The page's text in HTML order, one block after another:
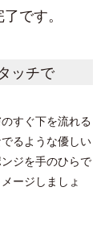
です。
ッチで
すぐ下を流れる
るような優しい
ジを手のひらで
ージしましょ